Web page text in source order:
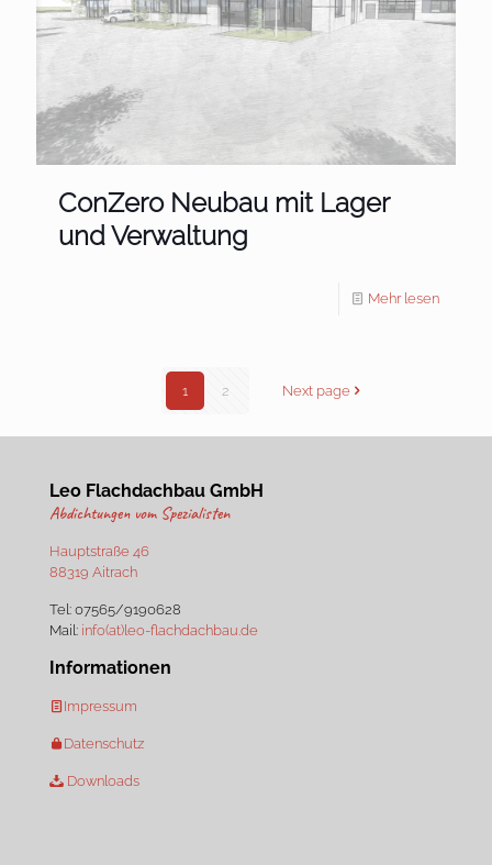
ConZero Neubau mit Lager
und Verwaltung
Mehr lesen
1 2 Next page
Leo Flachdachbau GmbH
Abdichtungen vom Spezialisten
Hauptstraße 46
88319 Aitrach
Tel: 07565/9190628
Mail: info(at)leo-flachdachbau.de
Informationen
Impressum
Datenschutz
Downloads